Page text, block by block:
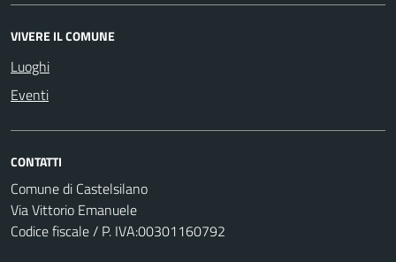
VIVERE IL COMUNE
Luoghi
Eventi
CONTATTI
Comune di Castelsilano
Via Vittorio Emanuele
Codice fiscale / P. IVA:00301160792